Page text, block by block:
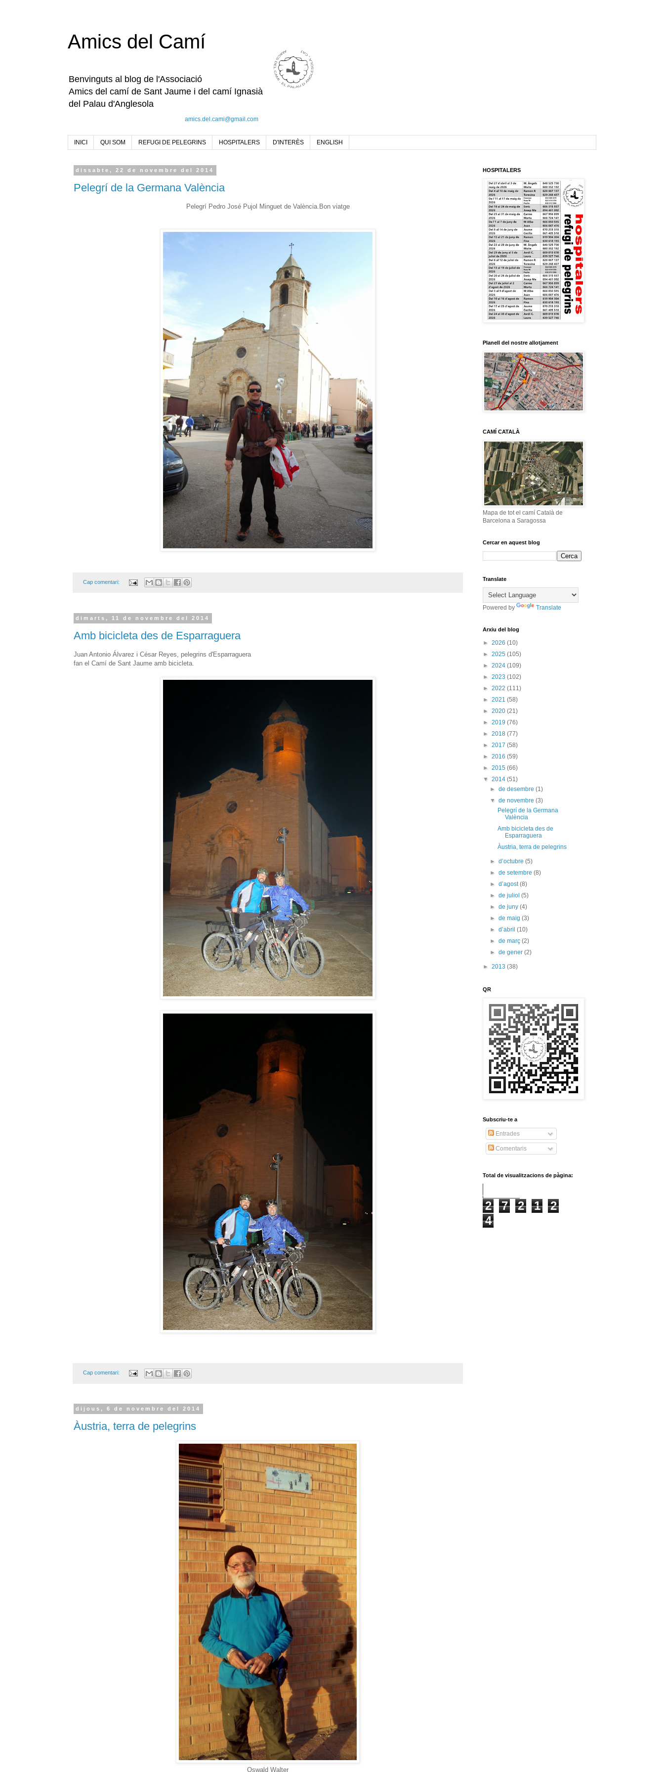
Amics del Camí
Benvinguts al blog de l'Associació
Amics del camí de Sant Jaume i del camí Ignasià
del Palau d'Anglesola
amics.del.cami@gmail.com
INICI QUI SOM REFUGI DE PELEGRINS HOSPITALERS D'INTERÈS ENGLISH
dissabte, 22 de novembre del 2014
Pelegrí de la Germana València
Pelegrí Pedro José Pujol Minguet de València.Bon viatge
Cap comentari:
dimarts, 11 de novembre del 2014
Amb bicicleta des de Esparraguera
Juan Antonio Álvarez i César Reyes, pelegrins d'Esparraguera
fan el Camí de Sant Jaume amb bicicleta.
Cap comentari:
dijous, 6 de novembre del 2014
Àustria, terra de pelegrins
Oswald Walter
HOSPITALERS
Planell del nostre allotjament
CAMÍ CATALÀ
Mapa de tot el camí Català de
Barcelona a Saragossa
Cercar en aquest blog
Translate
Powered by Translate
Arxiu del blog
► 2026 (10)
► 2025 (105)
► 2024 (109)
► 2023 (102)
► 2022 (111)
► 2021 (58)
► 2020 (21)
► 2019 (76)
► 2018 (77)
► 2017 (58)
► 2016 (59)
► 2015 (66)
▼ 2014 (51)
►de desembre(1)
▼de novembre(3)
Pelegrí de la Germana
València
Amb bicicleta des de
Esparraguera
Àustria, terra de pelegrins
►d’octubre(5)
►de setembre(8)
►d’agost(8)
►de juliol(5)
►de juny(4)
►de maig(3)
►d’abril(10)
►de març(2)
►de gener(2)
► 2013 (38)
QR
Subscriu-te a
Entrades
Comentaris
Total de visualitzacions de pàgina:
2 7 2 1
2
4